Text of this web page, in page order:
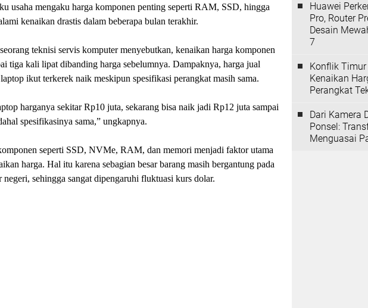
usaha mengaku harga komponen penting seperti RAM, SSD, hingga
kenaikan drastis dalam beberapa bulan terakhir.
teknisi servis komputer menyebutkan, kenaikan harga komponen
tiga kali lipat dibanding harga sebelumnya. Dampaknya, harga jual
ikut terkerek naik meskipun spesifikasi perangkat masih sama.
harganya sekitar Rp10 juta, sekarang bisa naik jadi Rp12 juta sampai
spesifikasinya sama,” ungkapnya.
seperti SSD, NVMe, RAM, dan memori menjadi faktor utama
harga. Hal itu karena sebagian besar barang masih bergantung pada
sehingga sangat dipengaruhi fluktuasi kurs dolar.
Huawei
Pro, Router
Desain
7
Konflik
Kenaikan
Perangkat
Dari Kamera
Ponsel:
Menguasai